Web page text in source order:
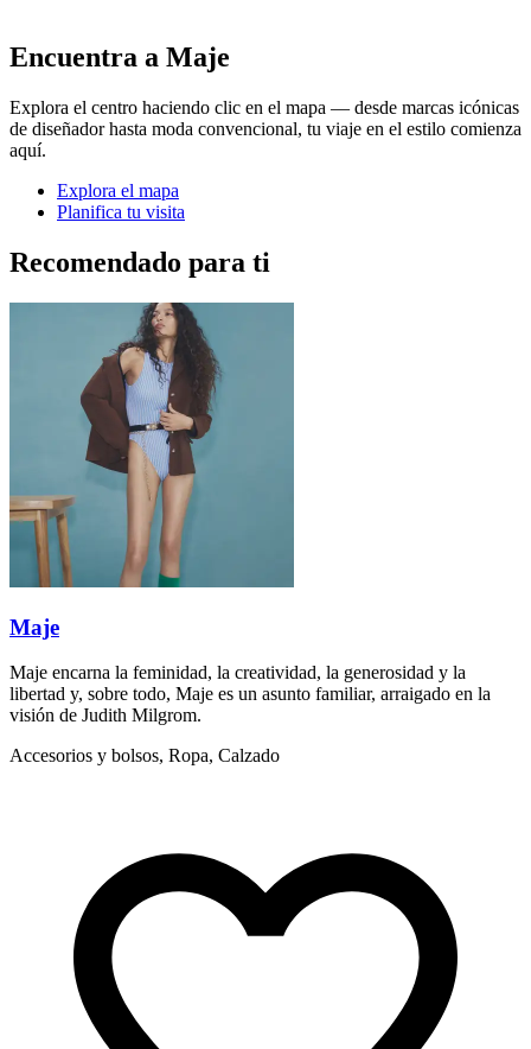
Encuentra a Maje
Explora el centro haciendo clic en el mapa — desde marcas icónicas
de diseñador hasta moda convencional, tu viaje en el estilo comienza
aquí.
Explora el mapa
Planifica tu visita
Recomendado para ti
Maje
Maje encarna la feminidad, la creatividad, la generosidad y la
libertad y, sobre todo, Maje es un asunto familiar, arraigado en la
visión de Judith Milgrom.
Accesorios y bolsos, Ropa, Calzado